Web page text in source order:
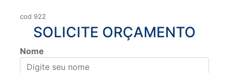
cod 922
SOLICITE ORÇAMENTO
Nome